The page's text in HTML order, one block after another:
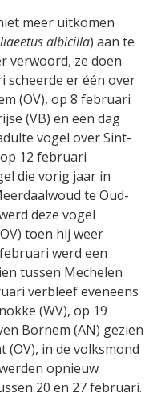
meer uitkomen
albicilla) aan te
verwoord, ze doen
scheerde er één over
(OV), op 8 februari
(VB) en een dag
vogel over Sint-
12 februari
die vorig jaar in
te Oud-
deze vogel
toen hij weer
werd een
tussen Mechelen
verbleef eveneens
(WV), op 19
Bornem (AN) gezien
(OV), in de volksmond
opnieuw
20 en 27 februari.